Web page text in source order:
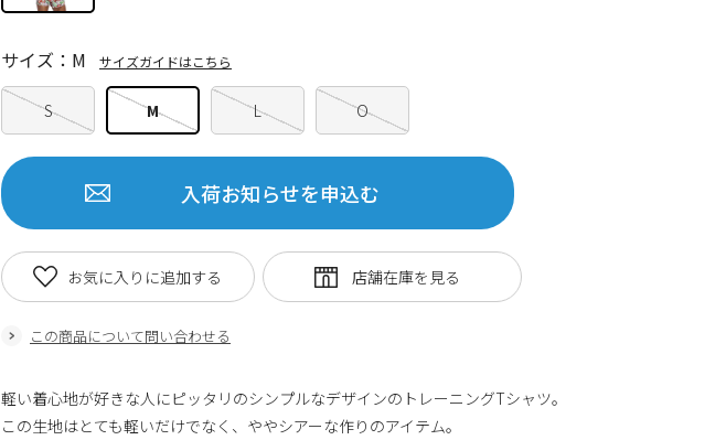
S M L O
サイズ：M サイズガイドはこちら
入荷お知らせを申込む
この商品について問い合わせる
お気に入りに追加する
軽い着心地が好きな人にピッタリのシンプルなデザインのトレーニングTシャツ。
この生地はとても軽いだけでなく、ややシアーな作りのアイテム。